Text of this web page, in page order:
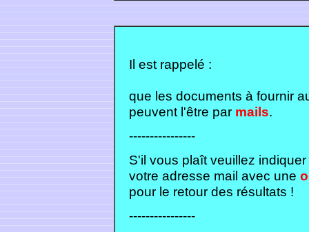
Il est rappelé :
que les documents à fournir
peuvent l'être par mails.
----------------
S'il vous plaît veuillez indiquer
votre adresse mail avec une
pour le retour des résultats !
----------------